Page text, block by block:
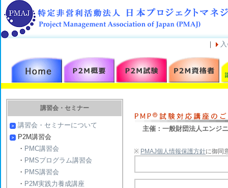
｜
講習会・セミナー
講習会・セミナーについて
P2M講習会
・ PMC講習会
・ PMSプログラム講習会
・ PMS講習会
・ P2M実践力養成講座
主催：一般財団法人エンジ
※ PMAJ個人情報保護方針に御同